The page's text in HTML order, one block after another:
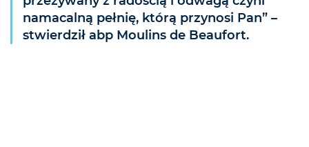
namacalną pełnię, którą przynosi Pan” –
stwierdził abp Moulins de Beaufort.